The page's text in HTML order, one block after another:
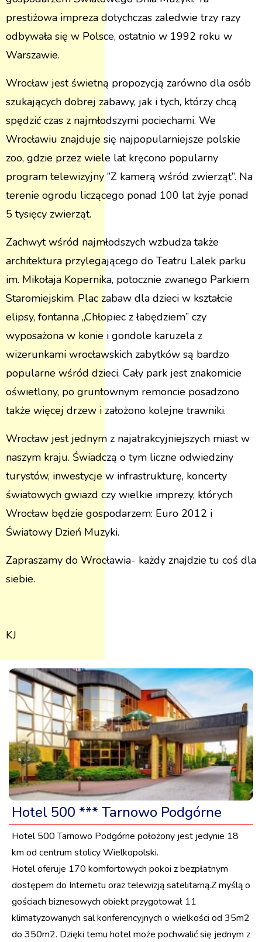
prestiżowa impreza dotychczas zaledwie trzy razy
odbywała się w Polsce, ostatnio w 1992 roku w
Warszawie.
Wrocław jest świetną propozycją zarówno dla osób
szukających dobrej zabawy, jak i tych, którzy chcą
spędzić czas z najmłodszymi pociechami. We
Wrocławiu znajduje się najpopularniejsze polskie
zoo, gdzie przez wiele lat kręcono popularny
program telewizyjny ”Z kamerą wśród zwierząt”. Na
terenie ogrodu liczącego ponad 100 lat żyje ponad
5 tysięcy zwierząt.
Zachwyt wśród najmłodszych wzbudza także
architektura przylegającego do Teatru Lalek parku
im. Mikołaja Kopernika, potocznie zwanego Parkiem
Staromiejskim. Plac zabaw dla dzieci w kształcie
elipsy, fontanna „Chłopiec z łabędziem” czy
wyposażona w konie i gondole karuzela z
wizerunkami wrocławskich zabytków są bardzo
popularne wśród dzieci. Cały park jest znakomicie
oświetlony, po gruntownym remoncie posadzono
także więcej drzew i założono kolejne trawniki.
Wrocław jest jednym z najatrakcyjniejszych miast w
naszym kraju. Świadczą o tym liczne odwiedziny
turystów, inwestycje w infrastrukturę, koncerty
światowych gwiazd czy wielkie imprezy, których
Wrocław będzie gospodarzem: Euro 2012 i
Światowy Dzień Muzyki.
Zapraszamy do Wrocławia- każdy znajdzie tu coś dla
siebie.
KJ
Hotel 500 *** Tarnowo Podgórne
Hotel 500 Tarnowo Podgórne położony jest jedynie 18
km od centrum stolicy Wielkopolski.
Hotel oferuje 170 komfortowych pokoi z bezpłatnym
dostępem do Internetu oraz telewizją satelitarną.Z myślą o
gościach biznesowych obiekt przygotował 11
klimatyzowanych sal konferencyjnych o wielkości od 35m2
do 350m2. Dzięki temu hotel może pochwalić się jednym z